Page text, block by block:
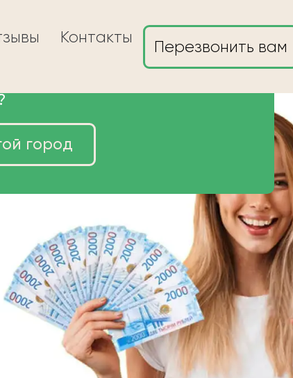
Контакты Перезвонить вам
город